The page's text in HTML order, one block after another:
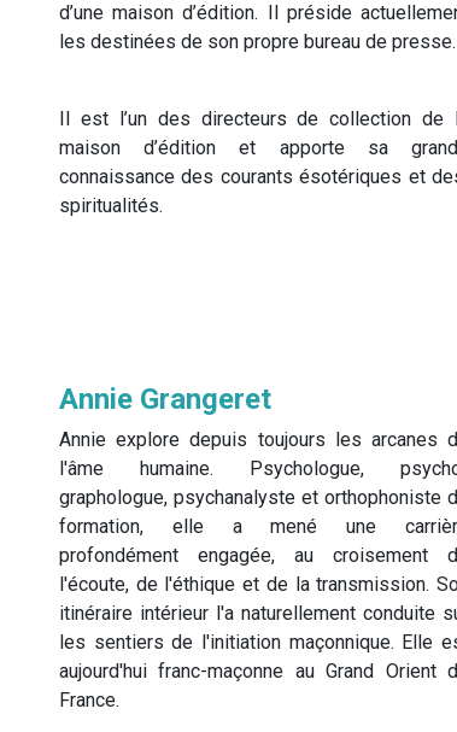
Annie Grangeret
Annie explore depuis toujours les arcanes
l'âme humaine. Psychologue,
graphologue, psychanalyste et orthophoniste
formation, elle a mené une
profondément engagée, au croisement
l'écoute, de l'éthique et de la transmission.
itinéraire intérieur l'a naturellement conduite
les sentiers de l'initiation maçonnique. Elle
aujourd'hui franc-maçonne au Grand Orient
France.
d’une maison d’édition. Il préside
les destinées de son propre bureau de presse.
Il est l’un des directeurs de collection de
maison d’édition et apporte sa
connaissance des courants ésotériques et
spiritualités.